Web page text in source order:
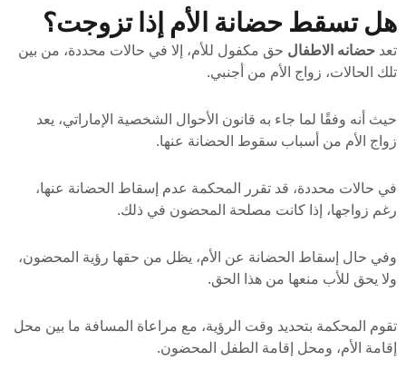
هل تسقط حضانة الأم إذا تزوجت؟
تعد حضانه الاطفال حق مكفول للأم، إلا في حالات محددة، من بين
تلك الحالات، زواج الأم من أجنبي.
حيث أنه وفقًا لما جاء به قانون الأحوال الشخصية الإماراتي، يعد
زواج الأم من أسباب سقوط الحضانة عنها.
في حالات محددة، قد تقرر المحكمة عدم إسقاط الحضانة عنها،
رغم زواجها، إذا كانت مصلحة المحضون في ذلك.
وفي حال إسقاط الحضانة عن الأم، يظل من حقها رؤية المحضون،
ولا يحق للأب منعها من هذا الحق.
تقوم المحكمة بتحديد وقت الرؤية، مع مراعاة المسافة ما بين محل
إقامة الأم، ومحل إقامة الطفل المحضون.